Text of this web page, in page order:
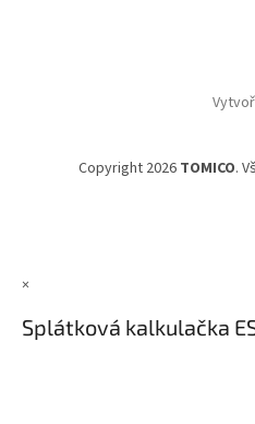
Copyright 2026 TOMICO.
×
Splátková kalkulačka